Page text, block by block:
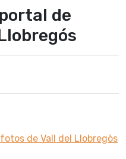
de
de Vall del Llobregòs